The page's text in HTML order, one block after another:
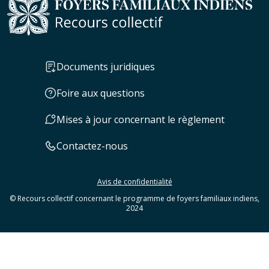
Documents juridiques
Foire aux questions
Mises à jour concernant le règlement
Contactez-nous
Avis de confidentialité
© Recours collectif concernant le programme de foyers familiaux indiens,
2024